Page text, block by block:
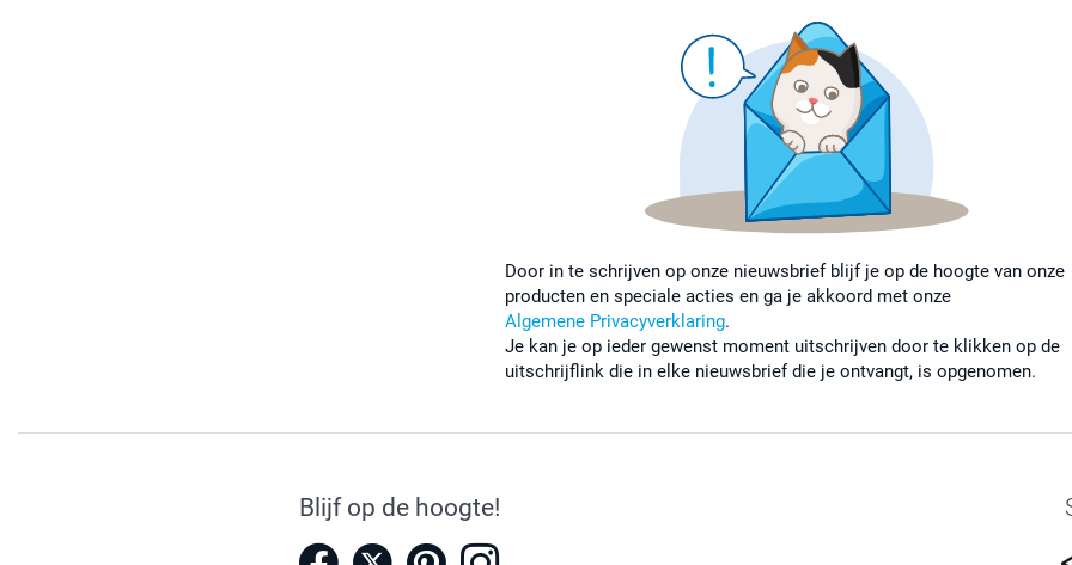
Door in te schrijven op onze nieuwsbrief blijf je op de hoogte van onze
producten en speciale acties en ga je akkoord met onze
Algemene Privacyverklaring.
Je kan je op ieder gewenst moment uitschrijven door te klikken op de
uitschrijflink die in elke nieuwsbrief die je ontvangt, is opgenomen.
Blijf op de hoogte!